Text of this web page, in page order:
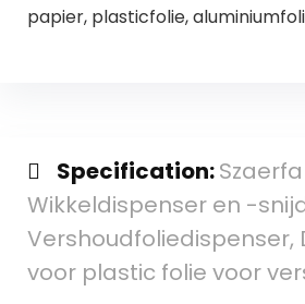
papier, plasticfolie,
Specification:Szaerfa
Wikkeldispenser en -
Vershoudfoliedispenser,
voor plastic folie voor